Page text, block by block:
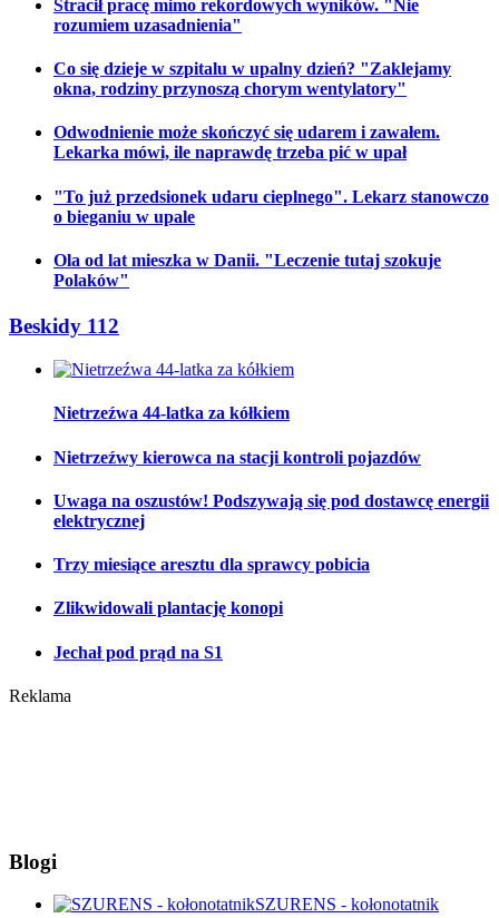
Stracił pracę mimo rekordowych wyników. "Nie
rozumiem uzasadnienia"
Co się dzieje w szpitalu w upalny dzień? "Zaklejamy
okna, rodziny przynoszą chorym wentylatory"
Odwodnienie może skończyć się udarem i zawałem.
Lekarka mówi, ile naprawdę trzeba pić w upał
"To już przedsionek udaru cieplnego". Lekarz stanowczo
o bieganiu w upale
Ola od lat mieszka w Danii. "Leczenie tutaj szokuje
Polaków"
Beskidy 112
Nietrzeźwa 44-latka za kółkiem
Nietrzeźwy kierowca na stacji kontroli pojazdów
Uwaga na oszustów! Podszywają się pod dostawcę energii
elektrycznej
Trzy miesiące aresztu dla sprawcy pobicia
Zlikwidowali plantację konopi
Jechał pod prąd na S1
Reklama
Blogi
SZURENS - kołonotatnik